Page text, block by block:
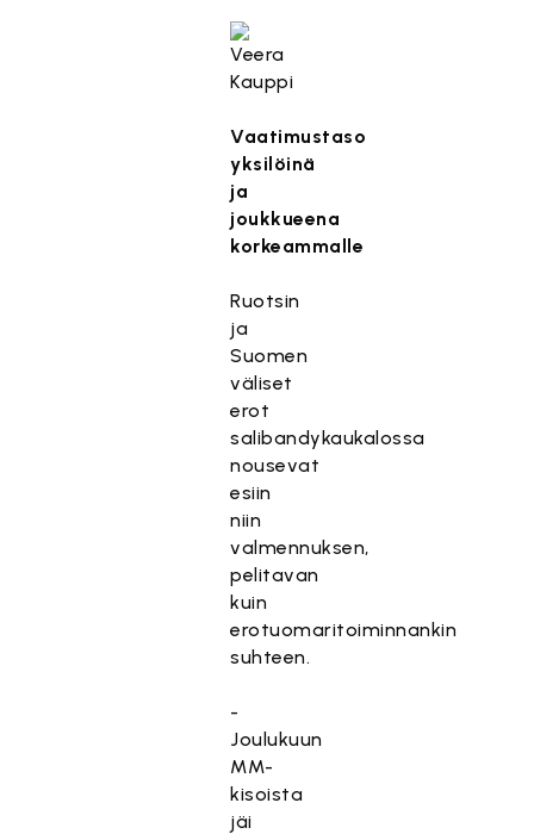
Vaatimustaso
yksilöinä
ja
joukkueena
korkeammalle
Ruotsin
ja
Suomen
väliset
erot
salibandykaukalossa
nousevat
esiin
niin
valmennuksen,
pelitavan
kuin
erotuomaritoiminnankin
suhteen.
-
Joulukuun
MM-
kisoista
jäi